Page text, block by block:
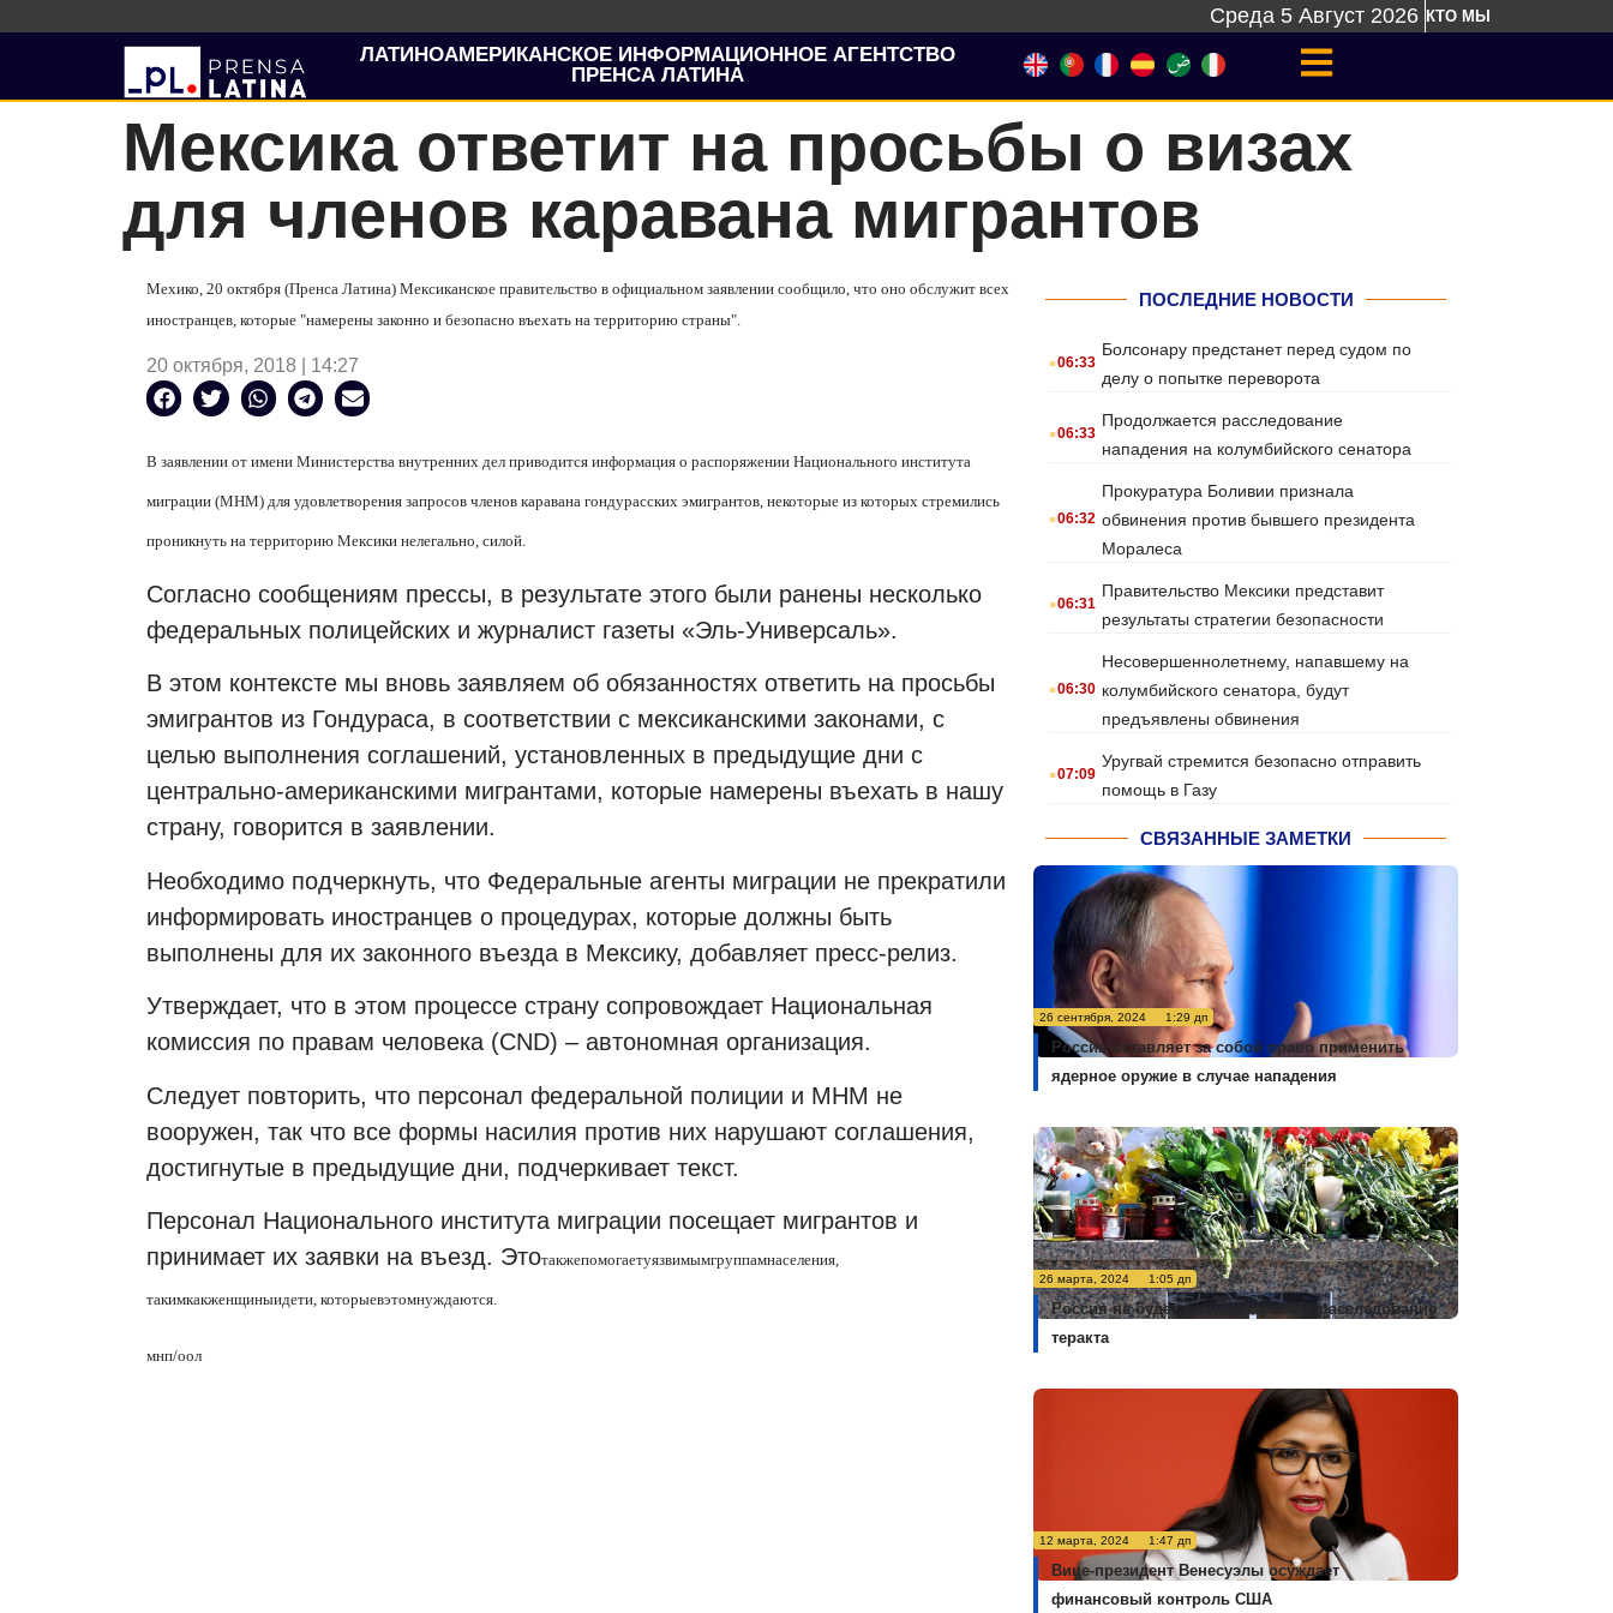
Среда 5 Август 2026 КТО МЫ
ЛАТИНОАМЕРИКАНСКОЕ ИНФОРМАЦИОННОЕ АГЕНТСТВО
ПРЕНСА ЛАТИНА
Мексика ответит на просьбы о визах
для членов каравана мигрантов
Мехико, 20 октября (Пренса Латина) Мексиканское правительство в официальном заявлении сообщило, что оно обслужит всех
иностранцев, которые "намерены законно и безопасно въехать на территорию страны".
20 октября, 2018 | 14:27
В заявлении от имени Министерства внутренних дел приводится информация о распоряжении Национального института
миграции (МНМ) для удовлетворения запросов членов каравана гондурасских эмигрантов, некоторые из которых стремились
проникнуть на территорию Мексики нелегально, силой.
Согласно сообщениям прессы, в результате этого были ранены несколько
федеральных полицейских и журналист газеты «Эль-Универсаль».
В этом контексте мы вновь заявляем об обязанностях ответить на просьбы
эмигрантов из Гондураса, в соответствии с мексиканскими законами, с
целью выполнения соглашений, установленных в предыдущие дни с
центрально-американскими мигрантами, которые намерены въехать в нашу
страну, говорится в заявлении.
Необходимо подчеркнуть, что Федеральные агенты миграции не прекратили
информировать иностранцев о процедурах, которые должны быть
выполнены для их законного въезда в Мексику, добавляет пресс-релиз.
Утверждает, что в этом процессе страну сопровождает Национальная
комиссия по правам человека (CND) – автономная организация.
Следует повторить, что персонал федеральной полиции и МНМ не
вооружен, так что все формы насилия против них нарушают соглашения,
достигнутые в предыдущие дни, подчеркивает текст.
Персонал Национального института миграции посещает мигрантов и
принимает их заявки на въезд. Этотакжепомогаетуязвимымгруппамнаселения
такимкакженщиныидети которыевэтомнуждаются
мнп/оол
ПОСЛЕДНИЕ НОВОСТИ
.06:33
Болсонару предстанет перед судом по
делу о попытке переворота
.06:33
Продолжается расследование
нападения на колумбийского сенатора
.06:32
Прокуратура Боливии признала
обвинения против бывшего президента
Моралеса
.06:31
Правительство Мексики представит
результаты стратегии безопасности
.06:30
Несовершеннолетнему, напавшему на
колумбийского сенатора, будут
предъявлены обвинения
.07:09
Уругвай стремится безопасно отправить
помощь в Газу
СВЯЗАННЫЕ ЗАМЕТКИ
26 сентября, 2024 1:29 дп
Россия оставляет за собой право применить
ядерное оружие в случае нападения
26 марта, 2024 1:05 дп
Россия не будет комментировать расследование
теракта
12 марта, 2024 1:47 дп
Вице-президент Венесуэлы осуждает
финансовый контроль США